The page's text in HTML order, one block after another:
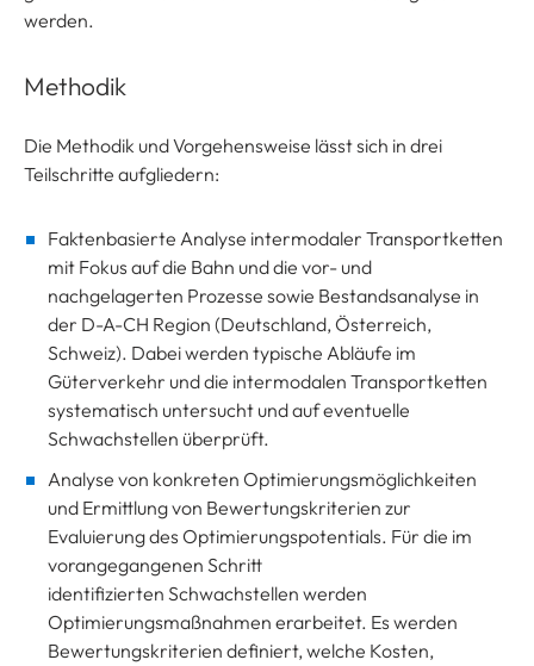
werden.
Methodik
Die Methodik und Vorgehensweise lässt sich in drei
Teilschritte aufgliedern:
Faktenbasierte Analyse intermodaler Transportketten
mit Fokus auf die Bahn und die vor- und
nachgelagerten Prozesse sowie Bestandsanalyse in
der D-A-CH Region (Deutschland, Österreich,
Schweiz). Dabei werden typische Abläufe im
Güterverkehr und die intermodalen Transportketten
systematisch untersucht und auf eventuelle
Schwachstellen überprüft.
Analyse von konkreten Optimierungsmöglichkeiten
und Ermittlung von Bewertungskriterien zur
Evaluierung des Optimierungspotentials. Für die im
vorangegangenen Schritt
identifizierten Schwachstellen werden
Optimierungsmaßnahmen erarbeitet. Es werden
Bewertungskriterien definiert, welche Kosten,